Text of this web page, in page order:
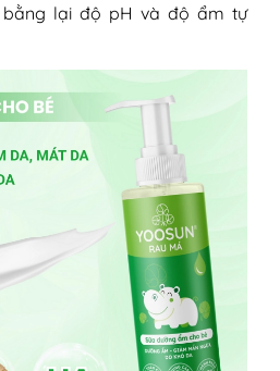
lại độ pH và độ ẩm tự